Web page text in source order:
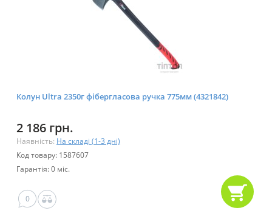
Колун Ultra 2350г фібергласова ручка 775мм (4321842)
2 186 грн.
Наявність: На складі (1-3 дні)
Код товару: 1587607
Гарантія: 0 міс.
0